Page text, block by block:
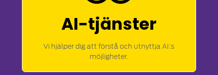
AI-tjänster
Vi hjälper dig att förstå och utnyttja AI:s
möjligheter.